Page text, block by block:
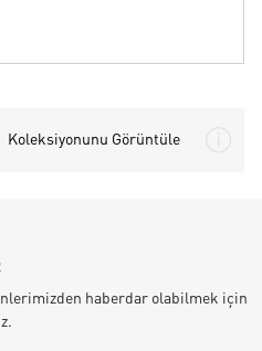
Koleksiyonunu Görüntüle
haberdar olabilmek için